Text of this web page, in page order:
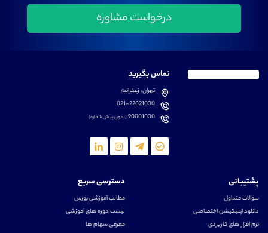
تماس بگیرید
تهران، زعفرانیه
021-22021030
90001030(بدون پیش شماره)
پشتیبانی
سوالات متداول
دانلود اپلیکیشن اختصاصی
نرم افزار های کاربردی
دسترسی سریع
مطالب آموزشی بورس
لیست دوره های آموزشی
معرفی سهام ها